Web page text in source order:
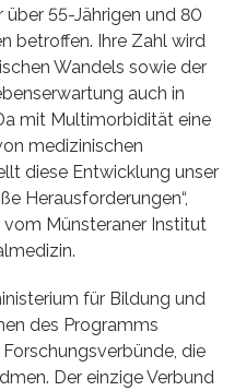
55-Jährigen und 80
betroffen. Ihre Zahl wird
Wandels sowie der
auch in
mit Multimorbidität eine
medizinischen
diese Entwicklung unser
Herausforderungen“,
vom Münsteraner Institut
für Bildung und
des Programms
die
Der einzige Verbund